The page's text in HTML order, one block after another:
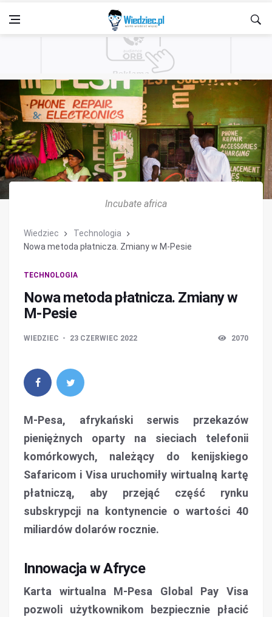
Incubate africa
Wiedziec
Technologia
Nowa metoda płatnicza. Zmiany w M-Pesie
TECHNOLOGIA
Nowa metoda płatnicza. Zmiany w
M-Pesie
WIEDZIEC 23 CZERWIEC 2022 2070
M-Pesa, afrykański serwis przekazów
pieniężnych oparty na sieciach telefonii
komórkowych, należący do kenijskiego
Safaricom i Visa uruchomiły wirtualną kartę
płatniczą, aby przejąć część rynku
subskrypcji na kontynencie o wartości 40
miliardów dolarów rocznie.
Innowacja w Afryce
Karta wirtualna M-Pesa Global Pay Visa
pozwoli użytkownikom bezpiecznie płacić